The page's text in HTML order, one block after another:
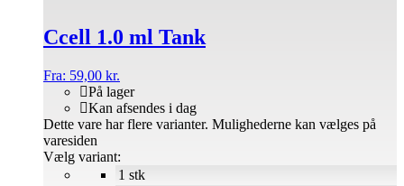
Ccell 1.0 ml Tank
Fra: 59,00 kr.
På lager
Kan afsendes i dag
Vælg variant:
Dette vare har flere varianter. Mulighederne kan vælges på
varesiden
1 stk